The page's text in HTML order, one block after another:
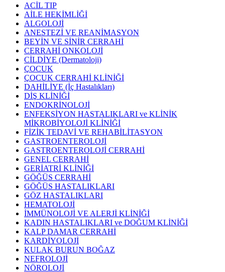
ACİL TIP
AİLE HEKİMLİĞİ
ALGOLOJİ
ANESTEZİ VE REANİMASYON
BEYİN VE SİNİR CERRAHİ
CERRAHİ ONKOLOJİ
CİLDİYE (Dermatoloji)
ÇOCUK
ÇOCUK CERRAHİ KLİNİĞİ
DAHİLİYE (İç Hastalıkları)
DİŞ KLİNİĞİ
ENDOKRİNOLOJİ
ENFEKSİYON HASTALIKLARI ve KLİNİK
MİKROBİYOLOJİ KLİNİĞİ
FİZİK TEDAVİ VE REHABİLİTASYON
GASTROENTEROLOJİ
GASTROENTEROLOJİ CERRAHİ
GENEL CERRAHİ
GERİATRİ KLİNİĞİ
GÖĞÜS CERRAHİ
GÖĞÜS HASTALIKLARI
GÖZ HASTALIKLARI
HEMATOLOJİ
İMMÜNOLOJİ VE ALERJİ KLİNİĞİ
KADIN HASTALIKLARI ve DOĞUM KLİNİĞİ
KALP DAMAR CERRAHİ
KARDİYOLOJİ
KULAK BURUN BOĞAZ
NEFROLOJİ
NÖROLOJİ